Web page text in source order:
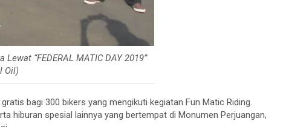
“FEDERAL MATIC DAY 2019”
Oil)
bagi 300 bikers yang mengikuti kegiatan Fun Matic Riding.
hiburan spesial lainnya yang bertempat di Monumen Perjuangan,